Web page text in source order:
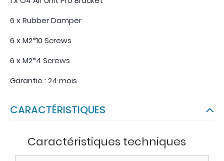
6 x Rubber Damper
6 x M2*10 Screws
6 x M2*4 Screws
Garantie : 24 mois
CARACTÉRISTIQUES
Caractéristiques techniques